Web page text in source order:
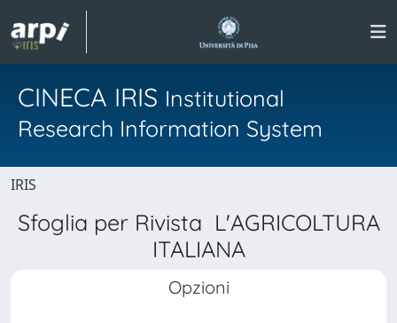
CINECA IRIS Institutional
Research Information System
IRIS
Sfoglia per Rivista L'AGRICOLTURA
ITALIANA
Opzioni